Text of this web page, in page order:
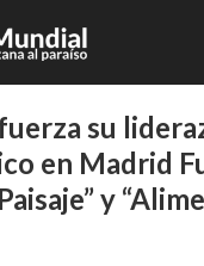
su
en Madrid
y